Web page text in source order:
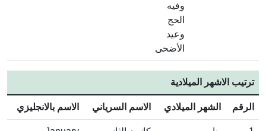
وفيه
الحج
وعيد
الأضحى
ترتيب الاشهر الميلادية
الرقم الشهر الميلادي الاسم السرياني الاسم بالانجليزي